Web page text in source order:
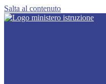
Salta al contenuto